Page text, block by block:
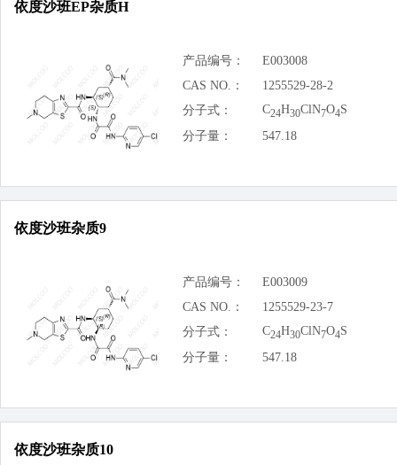
依度沙班EP杂质H
产品编号：
E003008
CAS NO.：
1255529-28-2
分子式：
C24H30ClN7O4S
分子量：
547.18
依度沙班杂质9
产品编号：
E003009
CAS NO.：
1255529-23-7
分子式：
C24H30ClN7O4S
分子量：
547.18
依度沙班杂质10